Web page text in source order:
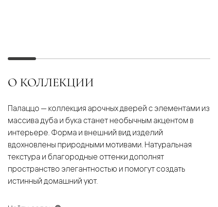
О КОЛЛЕКЦИИ
Палаццо — коллекция арочных дверей с элементами из
массива дуба и бука станет необычным акцентом в
интерьере. Форма и внешний вид изделий
вдохновлены природными мотивами. Натуральная
текстура и благородные оттенки дополнят
пространство элегантностью и помогут создать
истинный домашний уют.